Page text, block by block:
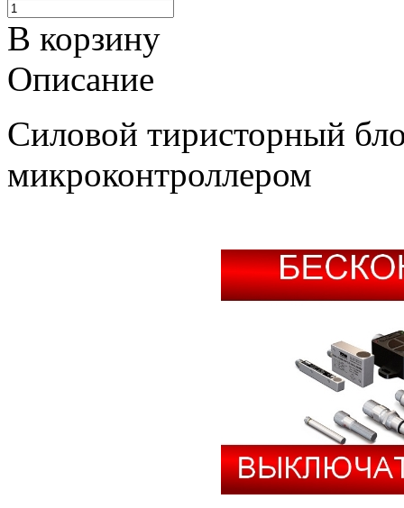
В корзину
Описание
Силовой тиристорный
микроконтроллером